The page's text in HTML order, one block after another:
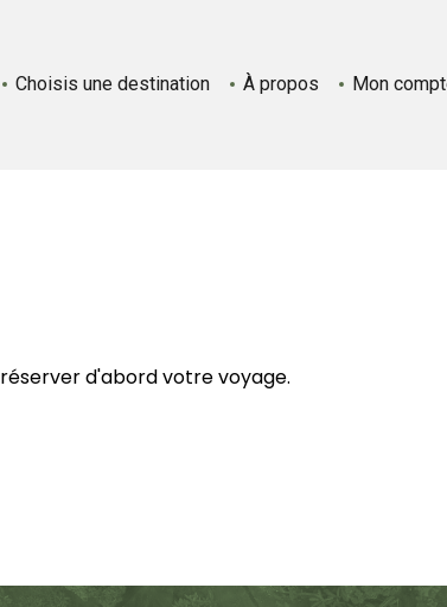
Choisis une destination À propos Mon
réserver d'abord votre voyage.